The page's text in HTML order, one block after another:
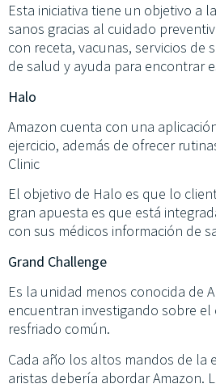
Esta iniciativa tiene un objetivo a
sanos gracias al cuidado
con receta, vacunas, servicios
de salud y ayuda para encontrar
Halo
Amazon cuenta con una
ejercicio, además de ofrecer
Clinic
El objetivo de Halo es que lo
gran apuesta es que está
con sus médicos información de
Grand Challenge
Es la unidad menos conocida de
encuentran investigando sobre
resfriado común.
Cada año los altos mandos de la
aristas debería abordar Amazon.